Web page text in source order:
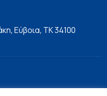
Εύβοια, ΤΚ 34100